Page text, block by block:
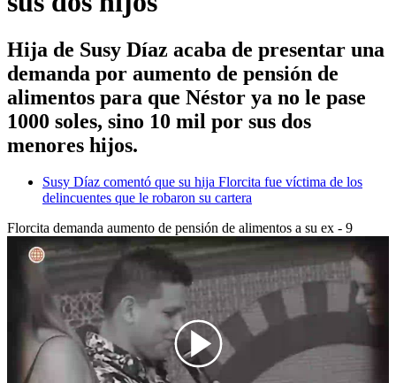
Hija de Susy Díaz acaba de presentar una
demanda por aumento de pensión de
alimentos para que Néstor ya no le pase
1000 soles, sino 10 mil por sus dos
menores hijos.
Susy Díaz comentó que su hija Florcita fue víctima de los
delincuentes que le robaron su cartera
Florcita demanda aumento de pensión de alimentos a su ex - 9